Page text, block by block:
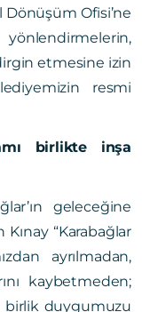
Ofisi’ne
yönlendirmelerin,
etmesine izin
resmi
birlikte inşa
geleceğine
“Karabağlar
ayrılmadan,
kaybetmeden;
birlik duygumuzu